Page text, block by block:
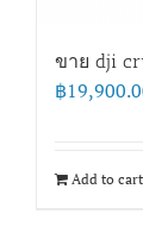
ขาย dji
฿
Add to cart